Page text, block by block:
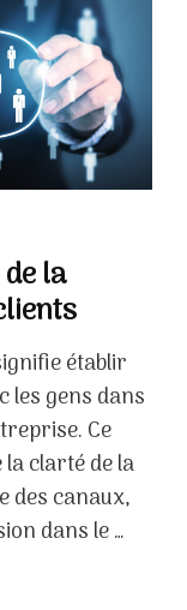
la
établir
les gens dans
Ce
la clarté de la
des canaux,
dans le …